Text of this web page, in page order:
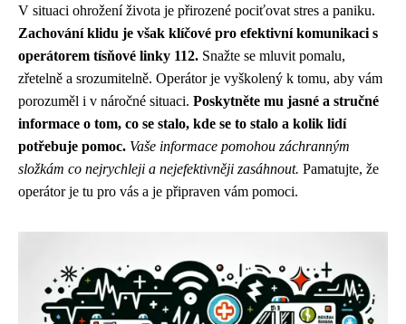
V situaci ohrožení života je přirozené pociťovat stres a paniku.
Zachování klidu je však klíčové pro efektivní komunikaci s
operátorem tísňové linky 112. Snažte se mluvit pomalu,
zřetelně a srozumitelně. Operátor je vyškolený k tomu, aby vám
porozuměl i v náročné situaci. Poskytněte mu jasné a stručné
informace o tom, co se stalo, kde se to stalo a kolik lidí
potřebuje pomoc. Vaše informace pomohou záchranným
složkám co nejrychleji a nejefektivněji zasáhnout. Pamatujte, že
operátor je tu pro vás a je připraven vám pomoci.